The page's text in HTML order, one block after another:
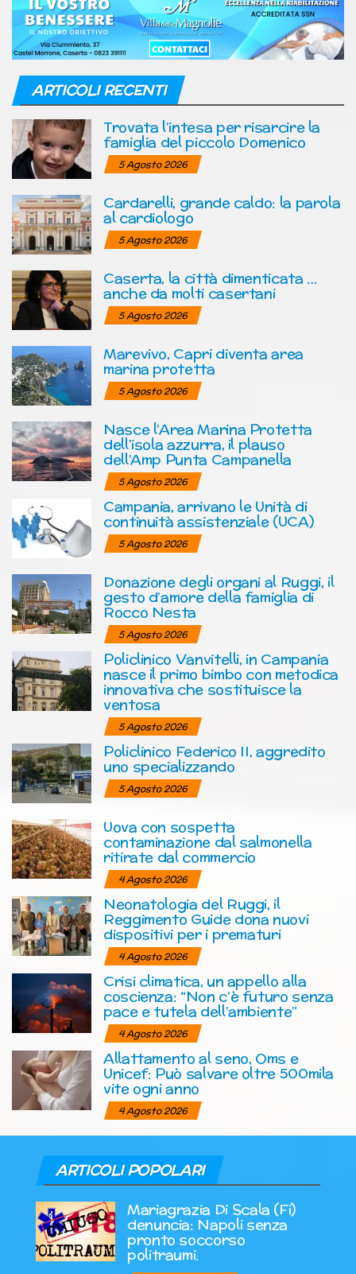
ARTICOLI RECENTI
Trovata l’intesa per risarcire la
famiglia del piccolo Domenico
5 Agosto 2026
Cardarelli, grande caldo: la parola
al cardiologo
5 Agosto 2026
Caserta, la città dimenticata …
anche da molti casertani
5 Agosto 2026
Marevivo, Capri diventa area
marina protetta
5 Agosto 2026
Nasce l’Area Marina Protetta
dell’isola azzurra, il plauso
dell’Amp Punta Campanella
5 Agosto 2026
Campania, arrivano le Unità di
continuità assistenziale (UCA)
5 Agosto 2026
Donazione degli organi al Ruggi, il
gesto d’amore della famiglia di
Rocco Nesta
5 Agosto 2026
Policlinico Vanvitelli, in Campania
nasce il primo bimbo con metodica
innovativa che sostituisce la
ventosa
5 Agosto 2026
Policlinico Federico II, aggredito
uno specializzando
5 Agosto 2026
Uova con sospetta
contaminazione dal salmonella
ritirate dal commercio
4 Agosto 2026
Neonatologia del Ruggi, il
Reggimento Guide dona nuovi
dispositivi per i prematuri
4 Agosto 2026
Crisi climatica, un appello alla
coscienza: “Non c’è futuro senza
pace e tutela dell’ambiente”
4 Agosto 2026
Allattamento al seno, Oms e
Unicef: Può salvare oltre 500mila
vite ogni anno
4 Agosto 2026
ARTICOLI POPOLARI
Mariagrazia Di Scala (Fi)
denuncia: Napoli senza
pronto soccorso
politraumi.